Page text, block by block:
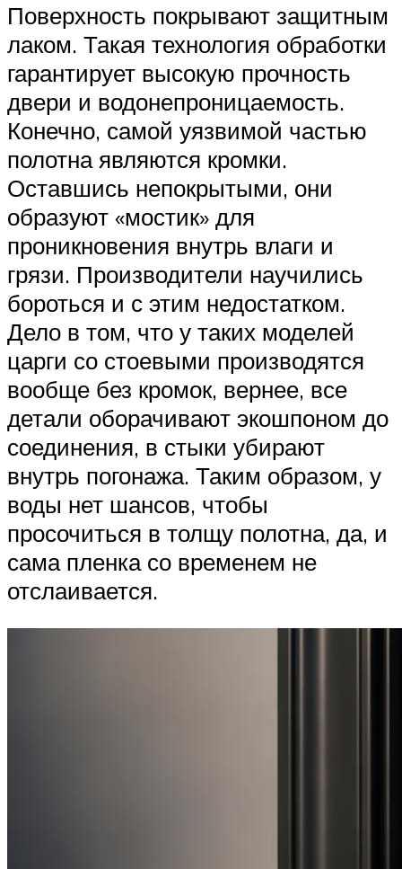
Поверхность покрывают защитным
лаком. Такая технология обработки
гарантирует высокую прочность
двери и водонепроницаемость.
Конечно, самой уязвимой частью
полотна являются кромки.
Оставшись непокрытыми, они
образуют «мостик» для
проникновения внутрь влаги и
грязи. Производители научились
бороться и с этим недостатком.
Дело в том, что у таких моделей
царги со стоевыми производятся
вообще без кромок, вернее, все
детали оборачивают экошпоном до
соединения, в стыки убирают
внутрь погонажа. Таким образом, у
воды нет шансов, чтобы
просочиться в толщу полотна, да, и
сама пленка со временем не
отслаивается.